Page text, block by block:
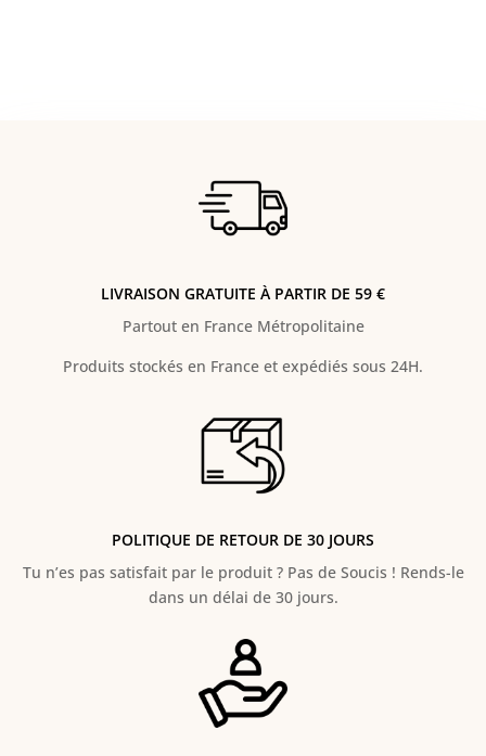
LIVRAISON GRATUITE À PARTIR DE 59 €
Partout en France Métropolitaine
Produits stockés en France et expédiés sous 24H.
POLITIQUE DE RETOUR DE 30 JOURS
Tu n’es pas satisfait par le produit ? Pas de Soucis ! Rends-le
dans un délai de 30 jours.